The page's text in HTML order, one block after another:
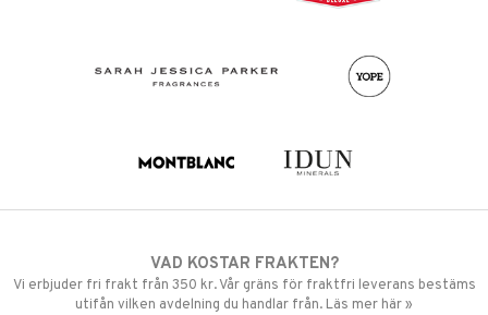
VAD KOSTAR FRAKTEN?
Vi erbjuder fri frakt från 350 kr. Vår gräns för fraktfri leverans bestäms
utifån vilken avdelning du handlar från. Läs mer här »